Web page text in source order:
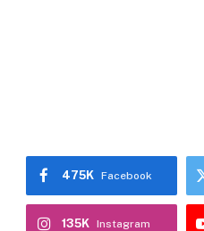
Facebook
475K
Instagram
135K